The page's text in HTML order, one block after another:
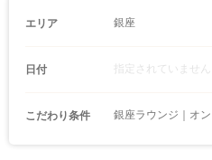
エリア 銀座
日付 指定されていません
こだわり条件 銀座ラウンジ｜オ